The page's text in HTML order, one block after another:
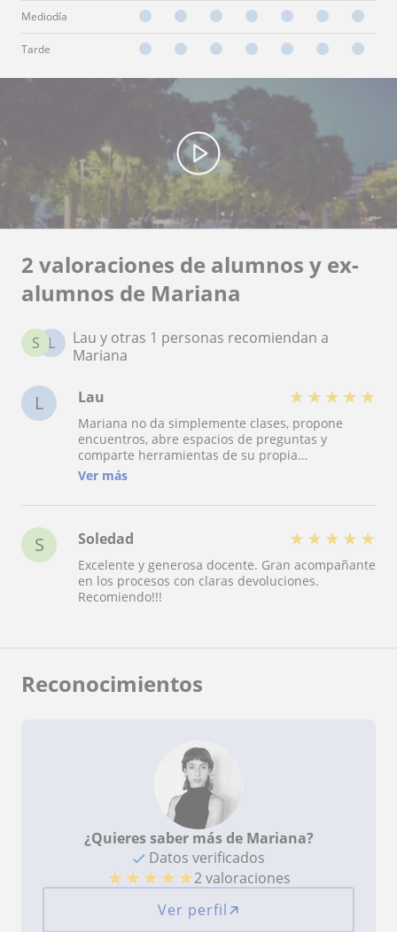
Mediodía
Tarde
2 valoraciones de alumnos y ex-
alumnos de Mariana
L
S
Lau y otras 1 personas recomiendan a
Mariana
L Lau ★ ★ ★ ★ ★
Mariana no da simplemente clases, propone
encuentros, abre espacios de preguntas y
comparte herramientas de su propia
investigación del cuerpo para que cada une
prejuicios. Son espacios de mucha libertad donde
indagación busca transmitir el valor de la
práctica para descubrir las innumerables
posibilidades de movimiento que nuestro cuerpo
alberga. De esas experiencia que enriquecen,
altamente recomendada!
Ver más
S Soledad ★ ★ ★ ★ ★
Excelente y generosa docente. Gran acompañante
en los procesos con claras devoluciones.
Recomiendo!!!
Reconocimientos
¿Quieres saber más de Mariana?
Datos verificados
★ ★ ★ ★ ★2 valoraciones
Ver perfil